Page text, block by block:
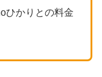
ひかりとの料金